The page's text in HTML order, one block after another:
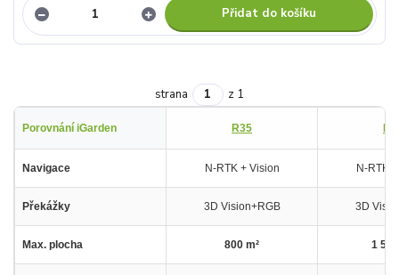
Přidat do košíku
strana z 1
Porovnání iGarden R35
Navigace N-RTK + Vision N-RTK
Překážky 3D Vision+RGB 3D
Max. plocha 800 m² 1